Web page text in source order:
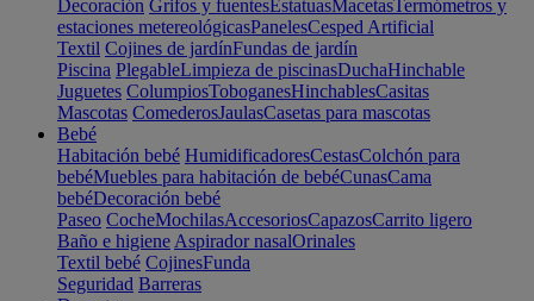
Decoración Grifos y fuentesEstatuasMacetasTermómetros y
estaciones metereológicasPanelesCesped Artificial
Textil Cojines de jardínFundas de jardín
Piscina PlegableLimpieza de piscinasDuchaHinchable
Juguetes ColumpiosToboganesHinchablesCasitas
Mascotas ComederosJaulasCasetas para mascotas
Bebé
Habitación bebé HumidificadoresCestasColchón para
bebéMuebles para habitación de bebéCunasCama
bebéDecoración bebé
Paseo CocheMochilasAccesoriosCapazosCarrito ligero
Baño e higiene Aspirador nasalOrinales
Textil bebé CojinesFunda
Seguridad Barreras